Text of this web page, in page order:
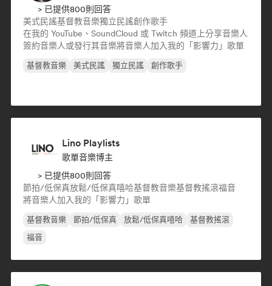
> 已提供800則回答
美式民謠基督教音樂獨立民謠創作歌手
在我的 YouTube、SoundCloud 或 Twitch 頻道上分享音樂人
簽約音樂人或發行其音樂將音樂人加入我的「影響力」歌單
基督教音樂 美式民謠 獨立民謠 創作歌手
Lino Playlists
歌單音樂博主
> 已提供800則回答
節拍/低保真放鬆/低保真嘻哈基督教音樂基督教搖滾福音
將音樂人加入我的「影響力」歌單
基督教音樂 節拍/低保真 放鬆/低保真嘻哈
基督教搖滾
福音